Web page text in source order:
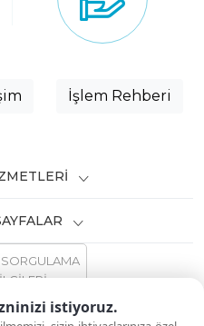
istiyoruz.
İşlem Rehberi
SORGULAMA